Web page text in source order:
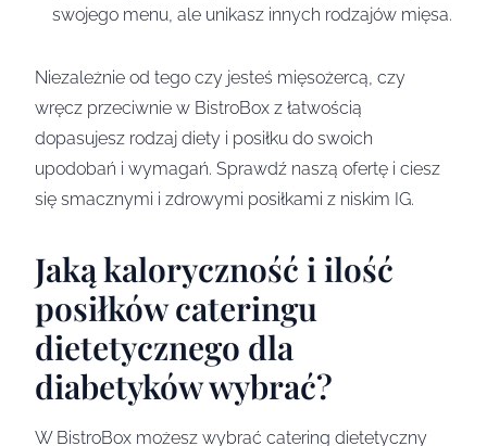
swojego menu, ale unikasz innych rodzajów mięsa.
Niezależnie od tego czy jesteś mięsożercą, czy
wręcz przeciwnie w BistroBox z łatwością
dopasujesz rodzaj diety i posiłku do swoich
upodobań i wymagań. Sprawdź naszą ofertę i ciesz
się smacznymi i zdrowymi posiłkami z niskim IG.
Jaką kaloryczność i ilość
posiłków cateringu
dietetycznego dla
diabetyków wybrać?
W BistroBox możesz wybrać catering dietetyczny